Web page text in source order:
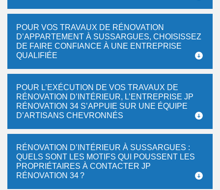
POUR VOS TRAVAUX DE RÉNOVATION
D’APPARTEMENT À SUSSARGUES, CHOISISSEZ
DE FAIRE CONFIANCE À UNE ENTREPRISE
QUALIFIÉE
POUR L’EXÉCUTION DE VOS TRAVAUX DE
RÉNOVATION D’INTÉRIEUR, L’ENTREPRISE JP
RÉNOVATION 34 S’APPUIE SUR UNE ÉQUIPE
D’ARTISANS CHEVRONNÉS
RÉNOVATION D’INTÉRIEUR À SUSSARGUES :
QUELS SONT LES MOTIFS QUI POUSSENT LES
PROPRIÉTAIRES À CONTACTER JP
RÉNOVATION 34 ?